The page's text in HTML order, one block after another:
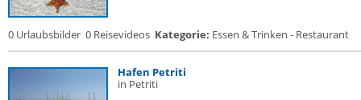
0 Urlaubsbilder 0 Reisevideos Kategorie: Essen & Trinken - Restaurant
Hafen Petriti
in Petriti